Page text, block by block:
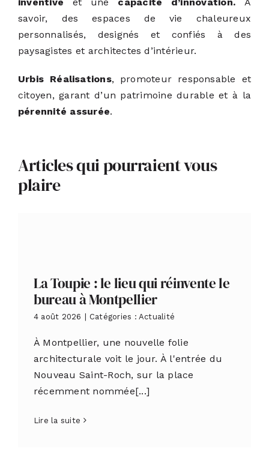
savoir, des espaces de vie chaleureux
personnalisés, designés et confiés à des
paysagistes et architectes d’intérieur.
Urbis Réalisations, promoteur responsable et
citoyen, garant d’un patrimoine durable et à la
pérennité assurée.
Articles qui pourraient vous
plaire
La Toupie : le lieu qui réinvente le
bureau à Montpellier
4 août 2026 | Catégories : Actualité
À Montpellier, une nouvelle folie
architecturale voit le jour. À l'entrée du
Nouveau Saint-Roch, sur la place
récemment nommée[...]
Lire la suite